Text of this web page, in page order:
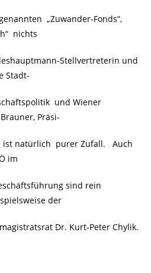
„Zuwander-Fonds“,
nichts
Stellvertreterin und
Stadt-
und Wiener
Präsi-
natürlich purer Zufall. Auch
im
sind rein
der
Dr. Kurt-Peter Chylik.